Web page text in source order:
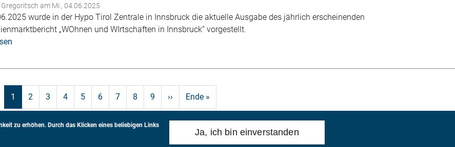
Gregoritsch am Mi., 04.06.2025
wurde in der Hypo Tirol Zentrale in Innsbruck die aktuelle Ausgabe des jährlich erscheinenden
„WOhnen und WIrtschaften in Innsbruck“ vorgestellt.
zum
in
Aktuelle
Seite
1 Page
2 Page
3 Page
4 Page
5 Page
6 Page
7 Page
8 Page
9
Nächste
Seite
››
Letzte
Seite
Ende »
zu erhöhen. Durch das Klicken eines beliebigen Links
Ja, ich bin einverstanden